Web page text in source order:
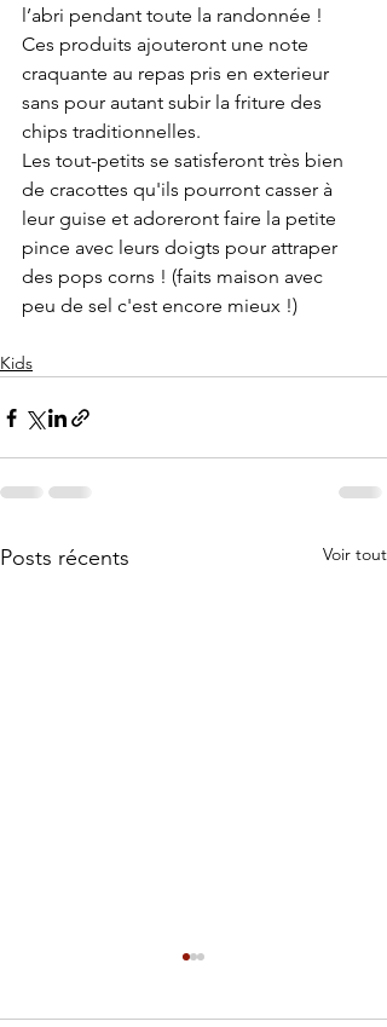
l’abri pendant toute la randonnée !
Ces produits ajouteront une note
craquante au repas pris en exterieur
sans pour autant subir la friture des
chips traditionnelles.
Les tout-petits se satisferont très bien
de cracottes qu'ils pourront casser à
leur guise et adoreront faire la petite
pince avec leurs doigts pour attraper
des pops corns ! (faits maison avec
peu de sel c'est encore mieux !)
Kids
Posts récents Voir tout